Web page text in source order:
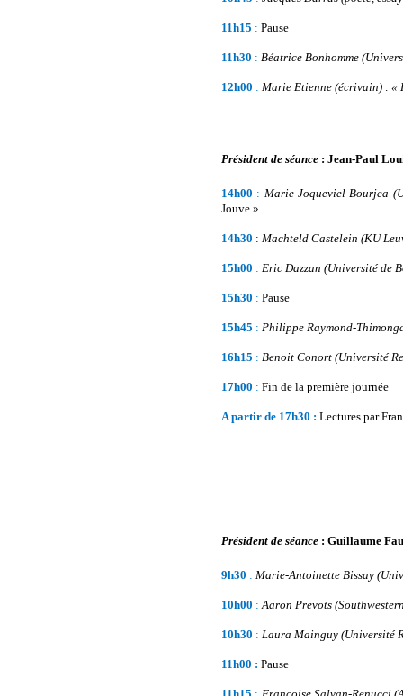
11h15 : Pause
11h30 : Béatrice Bonhomme
12h00 : Marie Etienne (écrivain) : «
Président de séance : Jean-Paul
14h00 : Marie Joqueviel-Bourjea
Jouve »
14h30 : Machteld Castelein (KU
15h00 : Eric Dazzan (Université de
15h30 : Pause
15h45 : Philippe Raymond-
16h15 : Benoit Conort (Université
17h00 : Fin de la première journée
A partir de 17h30 : Lectures par
Président de séance : Guillaume
9h30 : Marie-Antoinette Bissay
10h00 :Aaron Prevots
10h30 : Laura Mainguy (Université
11h00 : Pause